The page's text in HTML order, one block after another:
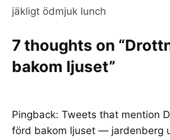
jäkligt ödmjuk lunch
7 thoughts on
bakom ljuset”
Pingback: Tweets that mention
förd bakom ljuset — jardenberg